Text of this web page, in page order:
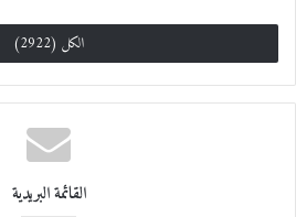
الكل (2922)
القائمة البريدية